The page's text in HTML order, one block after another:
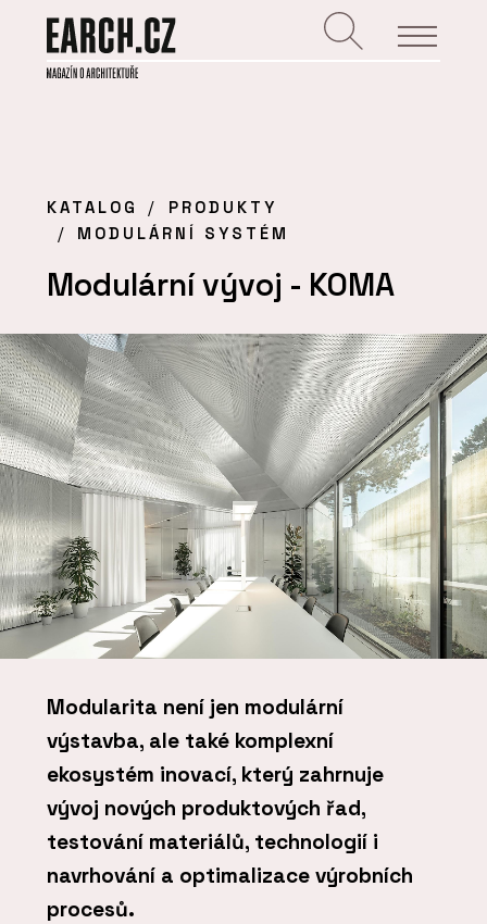
KATALOG
PRODUKTY
MODULÁRNÍ SYSTÉM
Modulární vývoj - KOMA
Modularita není jen modulární
výstavba, ale také komplexní
ekosystém inovací, který zahrnuje
vývoj nových produktových řad,
testování materiálů, technologií i
navrhování a optimalizace výrobních
procesů.